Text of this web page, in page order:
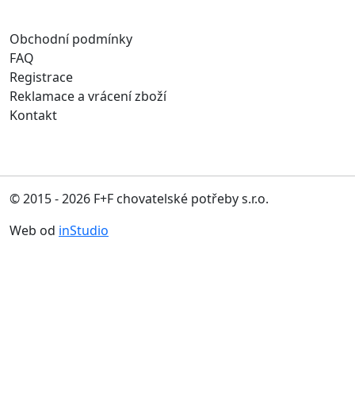
Obchodní podmínky
FAQ
Registrace
Reklamace a vrácení zboží
Kontakt
© 2015 - 2026 F+F chovatelské potřeby s.r.o.
Web od inStudio